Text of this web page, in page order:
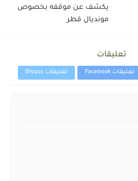
يكشف عن موقفه بخصوص
مونديال قطر
تعليقات
تعليقات Facebook تعليقات Disqus